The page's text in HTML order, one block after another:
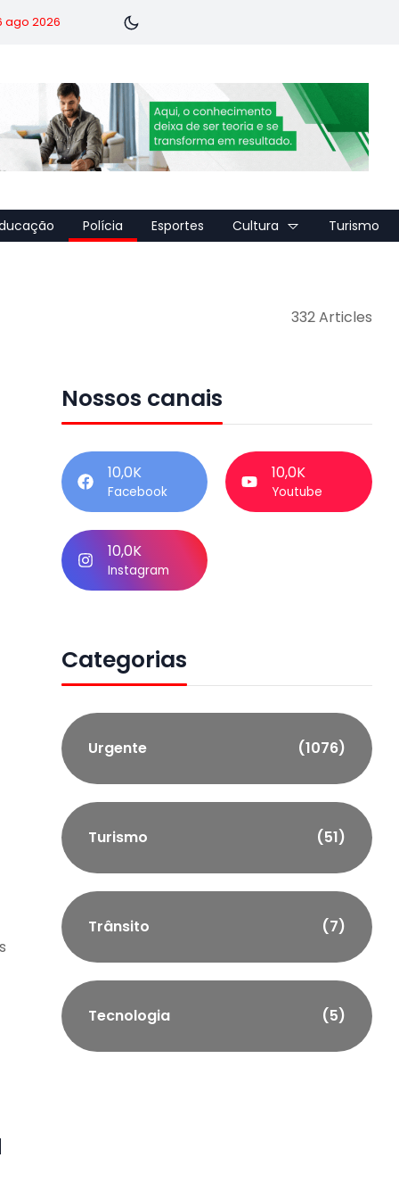
ago 2026
Polícia Esportes Cultura Turismo
332 Articles
Nossos canais
10,0K
Facebook
10,0K
Youtube
10,0K
Instagram
Categorias
Urgente (1076)
Turismo (51)
Trânsito (7)
Tecnologia (5)